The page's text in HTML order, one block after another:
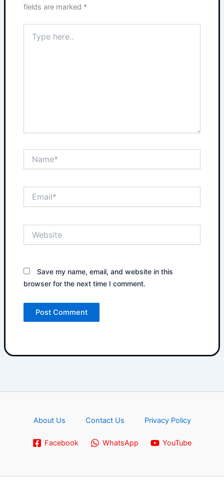
fields are marked *
here..
Save my name, email, and website in this
browser for the next time I comment.
About Us Contact Us Privacy Policy
Facebook WhatsApp YouTube